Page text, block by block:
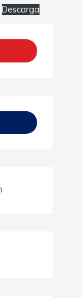
Descarga